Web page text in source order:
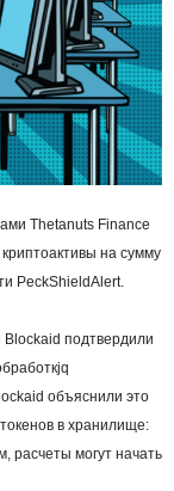
Thetanuts Finance
на сумму
PeckShieldAlert.
подтвердили
объяснили это
в хранилище:
расчеты могут начать